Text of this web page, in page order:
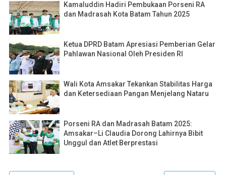
Kamaluddin Hadiri Pembukaan Porseni RA
dan Madrasah Kota Batam Tahun 2025
Ketua DPRD Batam Apresiasi Pemberian Gelar
Pahlawan Nasional Oleh Presiden RI
Wali Kota Amsakar Tekankan Stabilitas Harga
dan Ketersediaan Pangan Menjelang Nataru
Porseni RA dan Madrasah Batam 2025:
Amsakar–Li Claudia Dorong Lahirnya Bibit
Unggul dan Atlet Berprestasi